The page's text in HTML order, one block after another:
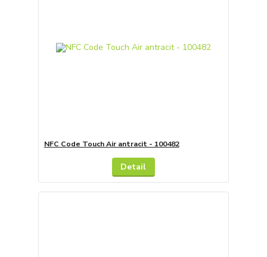
NFC Code Touch Air antracit - 100482
Detail